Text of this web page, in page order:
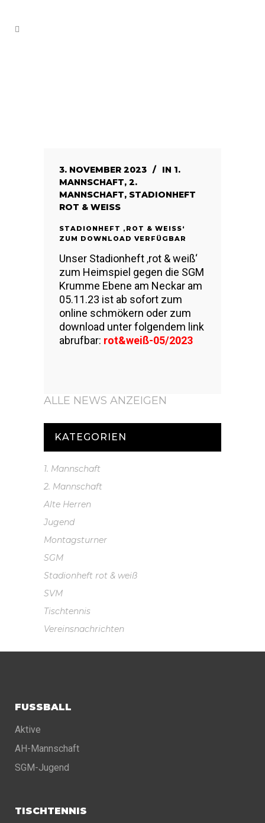
3. NOVEMBER 2023 IN 1.
MANNSCHAFT, 2.
MANNSCHAFT, STADIONHEFT
ROT & WEISS
STADIONHEFT ‚ROT & WEISS‘ Z
UM DOWNLOAD VERFÜGBAR
Unser Stadionheft ‚rot & weiß‘
zum Heimspiel gegen die SGM
Krumme Ebene am Neckar am
05.11.23 ist ab sofort zum
online schmökern oder zum
download unter folgendem link
abrufbar: rot&weiß-05/2023
ALLE NEWS ANZEIGEN
KATEGORIEN
1. Mannschaft
2. Mannschaft
Alte Herren
Jugend
Montagsturner
SGM
Stadionheft rot & weiß
SVM
Tischtennis
Vereinsnachrichten
FUSSBALL
Aktive
AH-Mannschaft
SGM-Jugend
TISCHTENNIS